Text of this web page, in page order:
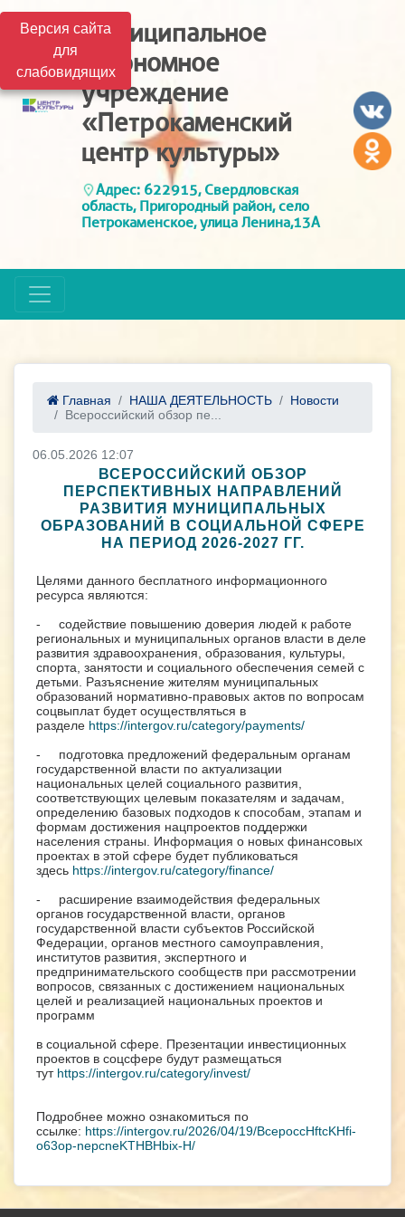
Версия сайта
для
слабовидящих
Муниципальное
автономное
учреждение
«Петрокаменский
центр культуры»
Адрес: 622915, Свердловская
область, Пригородный район, село
Петрокаменское, улица Ленина,13А
Главная НАША ДЕЯТЕЛЬНОСТЬ
Новости
Всероссийский обзор пе...
06.05.2026 12:07
ВСЕРОССИЙСКИЙ ОБЗОР
ПЕРСПЕКТИВНЫХ НАПРАВЛЕНИЙ
РАЗВИТИЯ МУНИЦИПАЛЬНЫХ
ОБРАЗОВАНИЙ В СОЦИАЛЬНОЙ СФЕРЕ
НА ПЕРИОД 2026-2027 ГГ.
Целями данного бесплатного информационного
ресурса являются:
- содействие повышению доверия людей к работе
региональных и муниципальных органов власти в деле
развития здравоохранения, образования, культуры,
спорта, занятости и социального обеспечения семей с
детьми. Разъяснение жителям муниципальных
образова­ний нормативно-правовых актов по вопросам
соцвыплат будет осуществляться в
разделе https://intergov.ru/category/payments/
- подготовка предложений федеральным органам
государственной власти по актуализации
национальных целей социального развития,
соответствующих целевым показателям и задачам,
определению базовых подходов к способам, этапам и
формам достижения нацпроектов поддержки
населения страны. Информация о новых финансовых
проектах в этой сфере будет публиковаться
здесь https://intergov.ru/category/finance/
- расширение взаимодействия федеральных
органов государственной власти, органов
государственной власти субъектов Российской
Федерации, органов местного самоуправления,
институтов развития, экспертного и
предпринимательского сообществ при рассмотрении
вопросов, связанных с достижением национальных
целей и реализацией национальных проектов и
программ
в социальной сфере. Презентации инвестиционных
проектов в соцсфере будут размещаться
тут https://intergov.ru/category/invest/
Подробнее можно ознакомиться по
ссылке: https://intergov.ru/2026/04/19/BcepoccHftcKHfi-
o63op-nepcneKTHBHbix-H/